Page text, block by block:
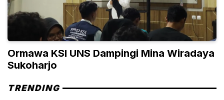
Ormawa KSI UNS Dampingi Mina Wiradaya
Sukoharjo
TRENDING